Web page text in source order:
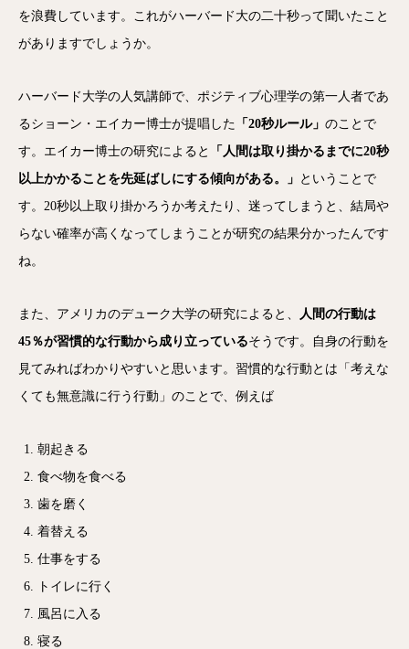
を浪費しています。これがハーバード大の二十秒って聞いたこと
がありますでしょうか。
ハーバード大学の人気講師で、ポジティブ心理学の第一人者であ
るショーン・エイカー博士が提唱した 「20秒ルール」 のことで
す。エイカー博士の研究によると
「人間は取り掛かるまでに20秒
以上かかることを先延ばしにする傾向がある。」 ということで
す。20秒以上取り掛かろうか考えたり、迷ってしまうと、結局や
らない確率が高くなってしまうことが研究の結果分かったんです
ね。
また、アメリカのデューク大学の研究によると、
人間の行動は
45％が習慣的な行動から成り立っているそうです。自身の行動を
見てみればわかりやすいと思います。習慣的な行動とは「考えな
くても無意識に行う行動」のことで、例えば
朝起きる
食べ物を食べる
歯を磨く
着替える
仕事をする
トイレに行く
風呂に入る
寝る